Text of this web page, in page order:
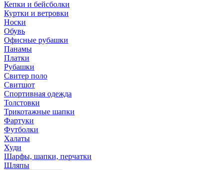
Кепки и бейсболки
Куртки и ветровки
Носки
Обувь
Офисные рубашки
Панамы
Платки
Рубашки
Свитер поло
Свитшот
Спортивная одежда
Толстовки
Трикотажные шапки
Фартуки
Футболки
Халаты
Худи
Шарфы, шапки, перчатки
Шляпы